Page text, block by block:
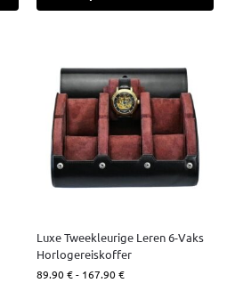
Luxe Tweekleurige Leren 6-Vaks
Horlogereiskoffer
89.90€- 167.90€